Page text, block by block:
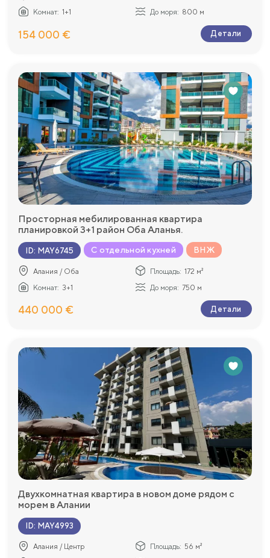
Комнат: 1+1 До моря: 800 м
154 000 € Детали
Просторная мебилированная квартира
планировкой 3+1 район Оба Аланья.
ID: MAY6745 С отдельной кухней ВНЖ
Алания / Оба Площадь: 172 м²
Комнат: 3+1 До моря: 750 м
440 000 € Детали
Двухкомнатная квартира в новом доме рядом с
морем в Алании
ID: MAY4993
Алания / Центр Площадь: 56 м²